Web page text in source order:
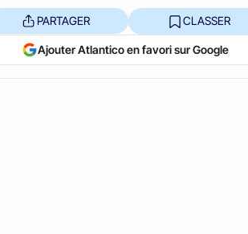
PARTAGER CLASSER
Ajouter Atlantico en favori sur Google